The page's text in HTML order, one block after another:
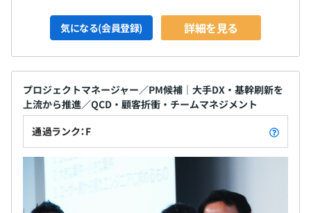
半年に1度の頻度で実施している方針発表の場です。
会社がどのような方向に向かっていくのかを社員全員で認
識していくことを目的に実施しています。
ふだんは聞けないような別部門の活動も聞くことができる
ので、みなさん興味津々です！
◆MEMBER SUMMIT
隔月で実施している、プロジェクト単位の情報共有をおこ
なう場です。
いくつかのプロジェクトやエンジニアをピックアップし
て、活動内容やこれまでのキャリア等、さまざまなテーマ
についてお話しをしていただきます。
気になる(会員登録) 詳細を見る
プロジェクトマネージャー／PM候補｜大手DX・基幹刷新を
上流から推進／QCD・顧客折衝・チームマネジメント
通過ランク：F